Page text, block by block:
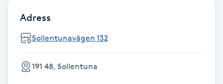
Hot Stone Massage
Hot yoga
Hudföryngring
Adress
Sollentunavägen 132
191 48, Sollentuna